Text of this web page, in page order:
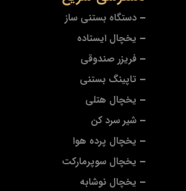
دستگاه بستنی ساز
یخچال ایستاده
فریزر صندوقی
تاپینگ بستنی
یخچال هتلی
شیر سرد کن
یخچال پرده هوا
یخچال سوپرمارکت
یخچال نوشابه